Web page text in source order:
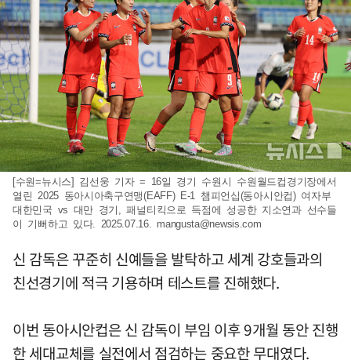
[수원=뉴시스] 김선웅 기자 = 16일 경기 수원시 수원월드컵경기장에서
열린 2025 동아시아축구연맹(EAFF) E-1 챔피언십(동아시안컵) 여자부
대한민국 vs 대만 경기, 패널티킥으로 득점에 성공한 지소연과 선수들
이 기뻐하고 있다. 2025.07.16. mangusta@newsis.com
신 감독은 꾸준히 신예들을 발탁하고 세계 강호들과의
친선경기에 적극 기용하며 테스트를 진해했다.
이번 동아시안컵은 신 감독이 부임 이후 9개월 동안 진행
한 세대교체를 실전에서 점검하는 중요한 무대였다.